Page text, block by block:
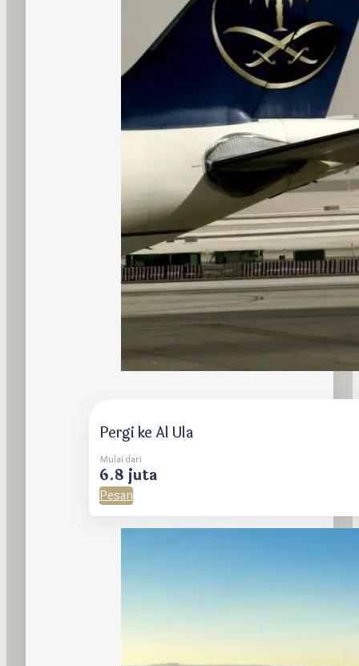
Pergi ke Al Ula
Mulai dari
6.8 juta
Pesan